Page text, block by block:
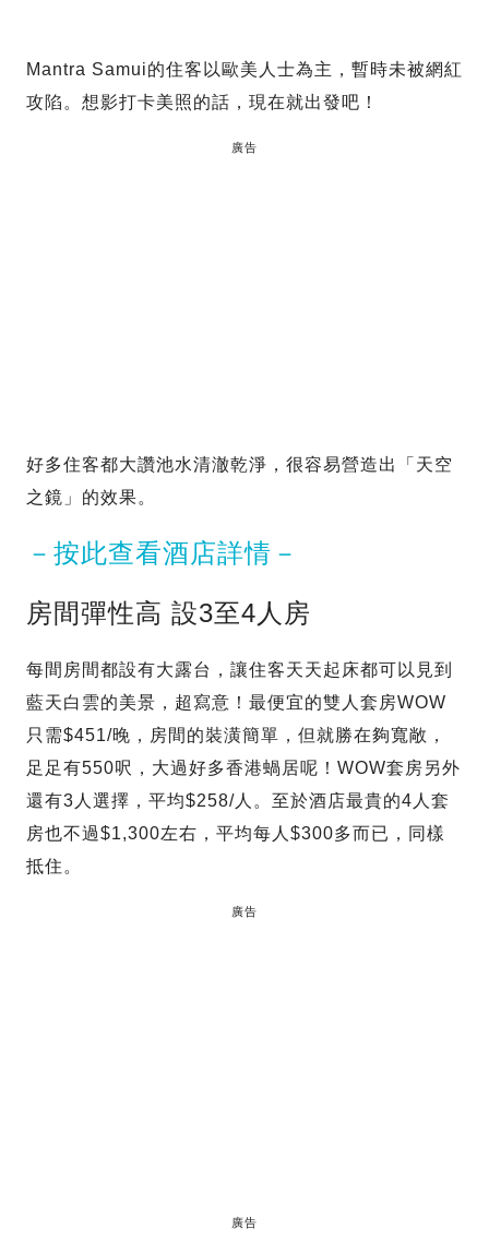
Mantra Samui的住客以歐美人士為主，暫時未被網紅
攻陷。想影打卡美照的話，現在就出發吧！
廣告
好多住客都大讚池水清澈乾淨，很容易營造出「天空
之鏡」的效果。
－按此查看酒店詳情－
房間彈性高 設3至4人房
每間房間都設有大露台，讓住客天天起床都可以見到
藍天白雲的美景，超寫意！最便宜的雙人套房WOW
只需$451/晚，房間的裝潢簡單，但就勝在夠寬敞，
足足有550呎，大過好多香港蝸居呢！WOW套房另外
還有3人選擇，平均$258/人。至於酒店最貴的4人套
房也不過$1,300左右，平均每人$300多而已，同樣
抵住。
廣告
廣告